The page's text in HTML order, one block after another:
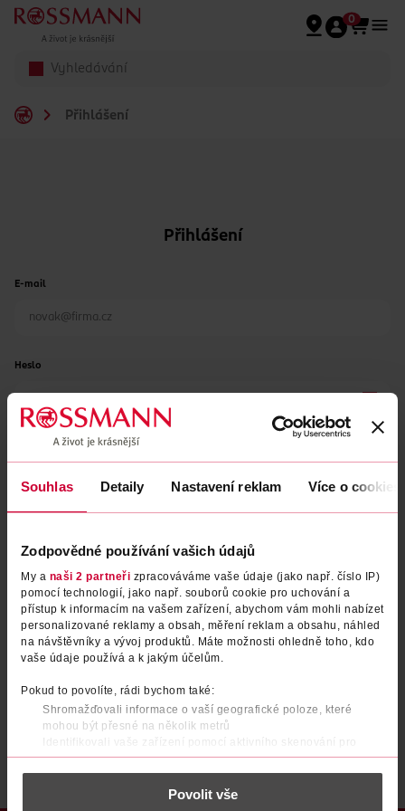
Souhlas Detaily Nastavení reklam Více o cookies
Zodpovědné používání vašich údajů
My a naši 2 partneři zpracováváme vaše údaje (jako např. číslo IP)
pomocí technologií, jako např. souborů cookie pro uchování a
přístup k informacím na vašem zařízení, abychom vám mohli nabízet
personalizované reklamy a obsah, měření reklam a obsahu, náhled
na návštěvníky a vývoj produktů. Máte možnosti ohledně toho, kdo
vaše údaje používá a k jakým účelům.
Pokud to povolíte, rádi bychom také:
Shromažďovali informace o vaší geografické poloze, které
mohou být přesné na několik metrů
Identifikovali vaše zařízení pomocí aktivního skenování pro
konkrétní charakteristiky (otisk prstu)
Zjistěte více o tom, jak zpracováváme vaše osobní údaje, a nastavte
části s podrobnostmi . Svůj souhlas můžete kdykoliv
Povolit vše
Přeskočit na hlavmní obsah
0
Přihlášení
Přihlášení
E-mail
Heslo
Zapomenuté heslo
PŘIHLÁSIT SE
Po registraci se stáváte členem ROSSMANN CLUBu a můžete čerpat výhody naplno. Zjistit více